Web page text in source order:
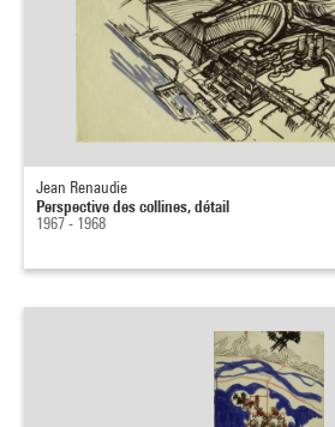
Jean Renaudie
Perspective des collines, détail
1967 - 1968